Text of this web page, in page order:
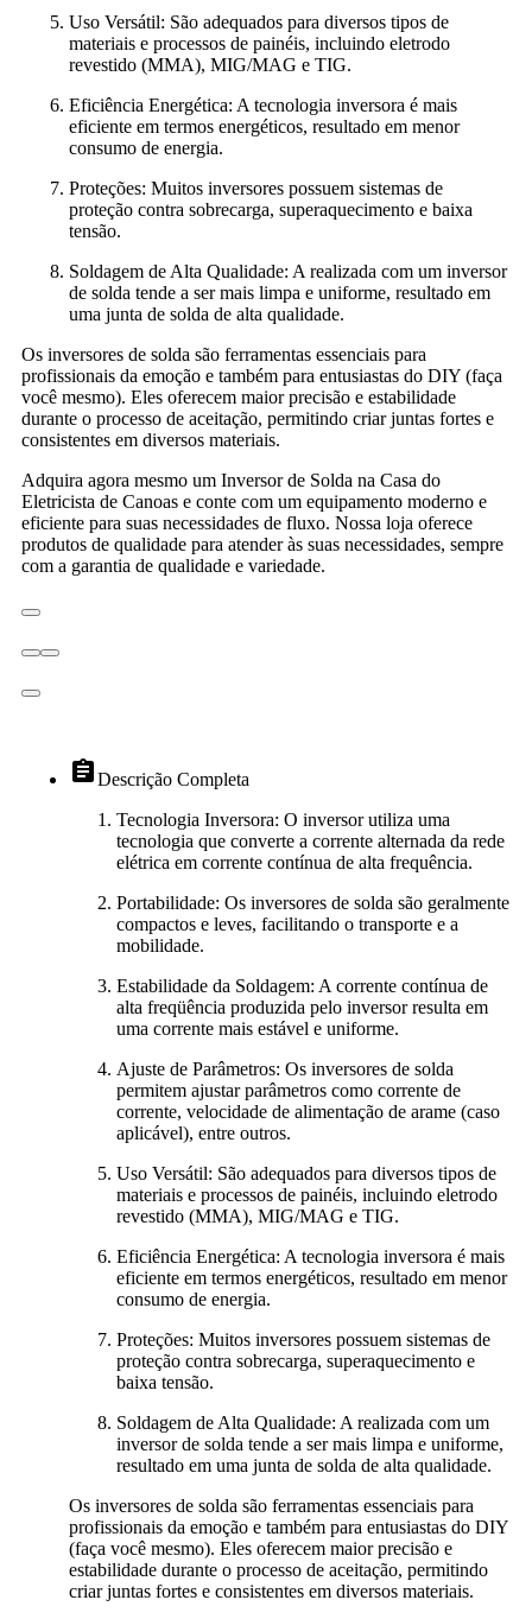
Uso Versátil: São adequados para diversos tipos de
materiais e processos de painéis, incluindo eletrodo
revestido (MMA), MIG/MAG e TIG.
Eficiência Energética: A tecnologia inversora é mais
eficiente em termos energéticos, resultado em menor
consumo de energia.
Proteções: Muitos inversores possuem sistemas de
proteção contra sobrecarga, superaquecimento e baixa
tensão.
Soldagem de Alta Qualidade: A realizada com um inversor
de solda tende a ser mais limpa e uniforme, resultado em
uma junta de solda de alta qualidade.
Os inversores de solda são ferramentas essenciais para
profissionais da emoção e também para entusiastas do DIY (faça
você mesmo). Eles oferecem maior precisão e estabilidade
durante o processo de aceitação, permitindo criar juntas fortes e
consistentes em diversos materiais.
Adquira agora mesmo um Inversor de Solda na Casa do
Eletricista de Canoas e conte com um equipamento moderno e
eficiente para suas necessidades de fluxo. Nossa loja oferece
produtos de qualidade para atender às suas necessidades, sempre
com a garantia de qualidade e variedade.
assignmentDescrição Completa
Tecnologia Inversora: O inversor utiliza uma
tecnologia que converte a corrente alternada da rede
elétrica em corrente contínua de alta frequência.
Portabilidade: Os inversores de solda são geralmente
compactos e leves, facilitando o transporte e a
mobilidade.
Estabilidade da Soldagem: A corrente contínua de
alta freqüência produzida pelo inversor resulta em
uma corrente mais estável e uniforme.
Ajuste de Parâmetros: Os inversores de solda
permitem ajustar parâmetros como corrente de
corrente, velocidade de alimentação de arame (caso
aplicável), entre outros.
Uso Versátil: São adequados para diversos tipos de
materiais e processos de painéis, incluindo eletrodo
revestido (MMA), MIG/MAG e TIG.
Eficiência Energética: A tecnologia inversora é mais
eficiente em termos energéticos, resultado em menor
consumo de energia.
Proteções: Muitos inversores possuem sistemas de
proteção contra sobrecarga, superaquecimento e
baixa tensão.
Soldagem de Alta Qualidade: A realizada com um
inversor de solda tende a ser mais limpa e uniforme,
resultado em uma junta de solda de alta qualidade.
Os inversores de solda são ferramentas essenciais para
profissionais da emoção e também para entusiastas do DIY
(faça você mesmo). Eles oferecem maior precisão e
estabilidade durante o processo de aceitação, permitindo
criar juntas fortes e consistentes em diversos materiais.